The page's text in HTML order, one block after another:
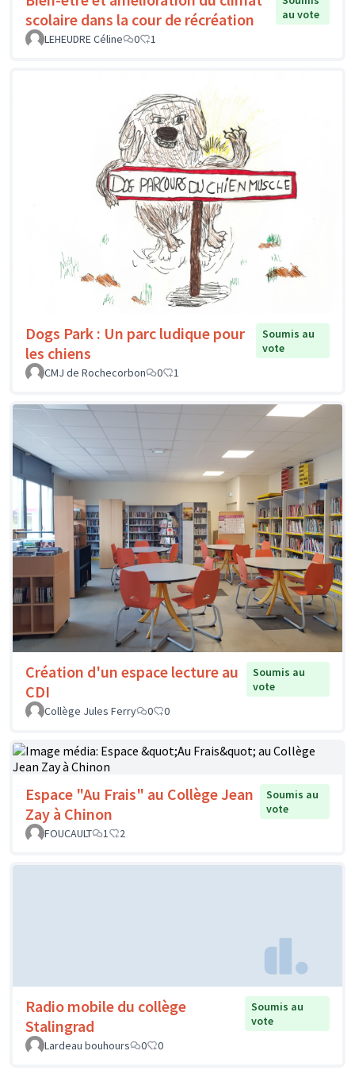
scolaire dans la cour de récréation
au vote
LEHEUDRE Céline
0 1
Dogs Park : Un parc ludique pour
les chiens
Soumis au
vote
CMJ de Rochecorbon
0 1
Création d'un espace lecture au
CDI
Soumis au
vote
Collège Jules Ferry
0 0
Espace "Au Frais" au Collège Jean
Zay à Chinon
Soumis au
vote
FOUCAULT
1 2
Radio mobile du collège
Stalingrad
Soumis au
vote
Lardeau bouhours
0 0